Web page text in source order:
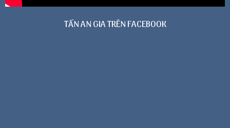
TẤN AN GIA TRÊN FACEBOOK